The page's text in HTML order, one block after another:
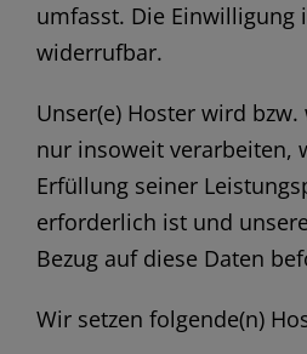
umfasst. Die Einwilligung
widerrufbar.
Unser(e) Hoster wird
nur insoweit verarbeiten,
Erfüllung seiner
erforderlich ist und
Bezug auf diese Daten
Wir setzen folgende(n)